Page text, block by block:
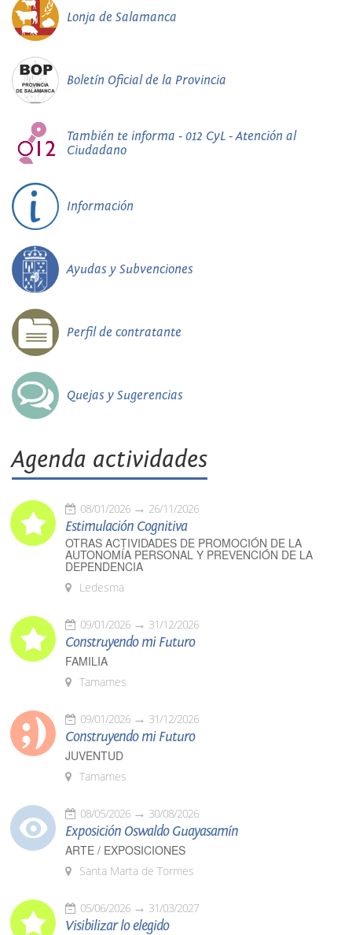
Lonja de Salamanca
Boletín Oficial de la Provincia
También te informa - 012 CyL - Atención al
Ciudadano
Información
Ayudas y Subvenciones
Perfil de contratante
Quejas y Sugerencias
Agenda actividades
08/01/2026 26/11/2026
Estimulación Cognitiva
OTRAS ACTIVIDADES DE PROMOCIÓN DE LA
AUTONOMÍA PERSONAL Y PREVENCIÓN DE LA
DEPENDENCIA
Ledesma
09/01/2026 31/12/2026
Construyendo mi Futuro
FAMILIA
Tamames
09/01/2026 31/12/2026
Construyendo mi Futuro
JUVENTUD
Tamames
08/05/2026 30/08/2026
Exposición Oswaldo Guayasamín
ARTE / EXPOSICIONES
Santa Marta de Tormes
05/06/2026 31/03/2027
Visibilizar lo elegido